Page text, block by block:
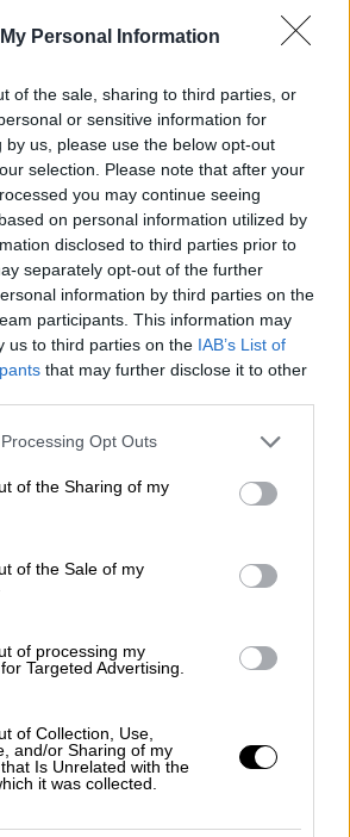
Personal Information
of the sale, sharing to third parties, or
or sensitive information for
by us, please use the below opt-out
selection. Please note that after your
you may continue seeing
on personal information utilized by
disclosed to third parties prior to
separately opt-out of the further
information by third parties on the
participants. This information may
us to third parties on the IAB’s List of
that may further disclose it to other
website/app uses one or more Google
or usage behaviour. You may click to
to Google and its third-party tags to
specified purposes in below Google
Opt Outs
of the Sharing of my
of the Sale of my
of processing my
Targeted Advertising.
of Collection, Use,
and/or Sharing of my
Is Unrelated with the
it was collected.
ότι πάει για προπόνηση.
ικανοποίηση από
πιο τραγελαφικό, όμως, είναι
ποτέ. «Ένιωθα ότι
ότι ήμουν εγκλωβισμένη
διέξοδος. Ίσως υπήρξα ένα
trafficking»,
είχε ήδη παραιτηθεί του
που της προσέφερε το
στη Βοστώνη, οπότε δεν
να επιστρέψει. Ταυτόχρονα,
για στέγαση,
λέει, όταν προσπάθησε
Torres για την κατάσταση, η
επιθετική, ενώ της
το τραυματικό ιστορικό
ενδοοικιακή βία. Τρεις
με το νέο της
δεν ήταν το τέλος της
Τον Σεπτέμβριο του
άλλες, νεαρές γυναίκες
δηλώθηκαν αγνοούμενες
τους, η Ana ήξερε ότι